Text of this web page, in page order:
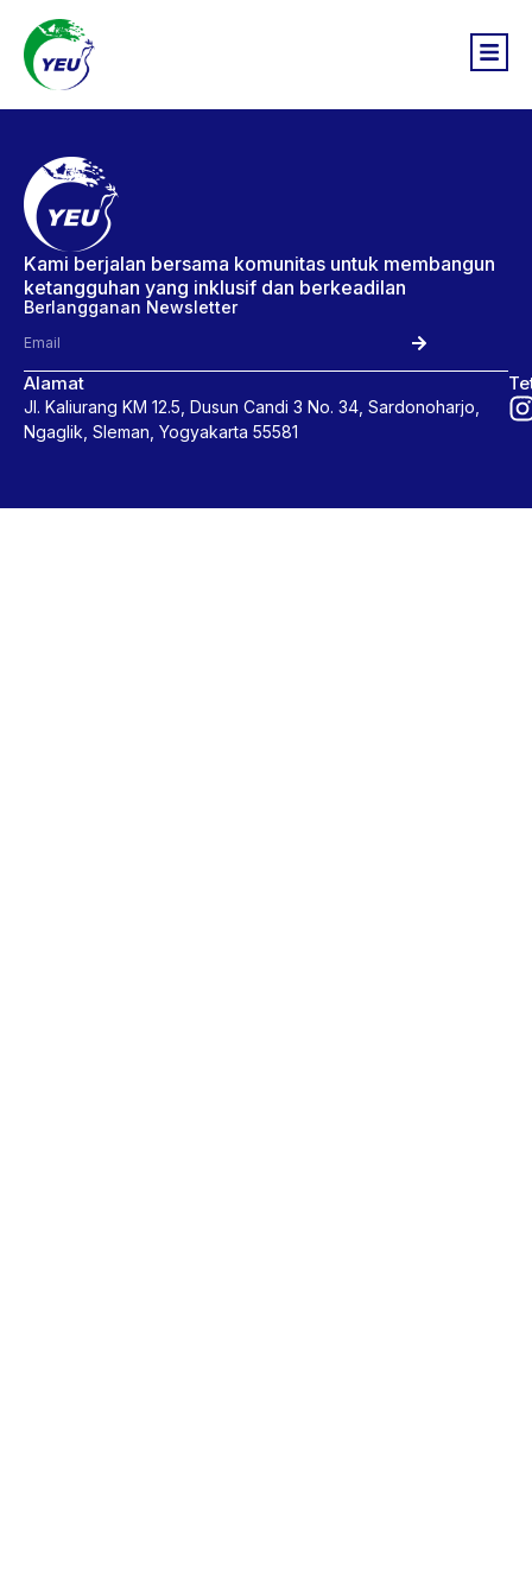
Kami berjalan bersama komunitas untuk membangun
ketangguhan yang inklusif dan berkeadilan
Berlangganan Newsletter
Alamat
Jl. Kaliurang KM 12.5, Dusun Candi 3 No. 34, Sardonoharjo,
Ngaglik, Sleman, Yogyakarta 55581